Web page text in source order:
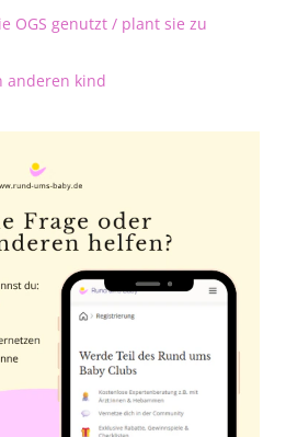
OGS genutzt / plant sie zu
anderen kind